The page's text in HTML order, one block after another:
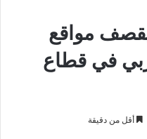
مواقع
في قطاع
أقل من دقيقة